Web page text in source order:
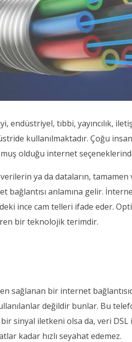
endüstriyel, tıbbi, yayıncılık,
kullanılmaktadır. Çoğu
olduğu internet
ya da dataların, tamamen
bağlantısı anlamına gelir.
ince cam telleri ifade eder.
bir teknolojik terimdir.
sağlanan bir internet
değildir bunlar. Bu
sinyal iletkeni olsa da, veri
kadar hızlı seyahat edemez.